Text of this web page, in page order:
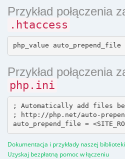
Przykład połączenia
.htaccess
Przykład połączenia
php.ini
; Automatically add files
; http://php.net/auto-
Dokumentacja i przykłady naszej
Uzyskaj bezpłatną pomoc w łączeniu